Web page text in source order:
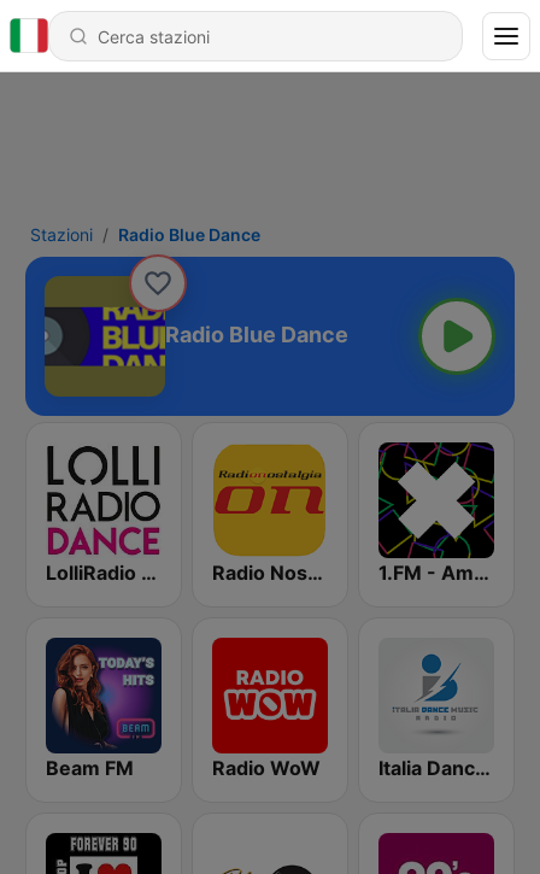
Stazioni Radio Blue Dance
Radio Blue Dance
LolliRadio Dance Radio Nostalgia 1.FM - Amsterdam Trance
Beam FM Radio WoW Italia Dance Music